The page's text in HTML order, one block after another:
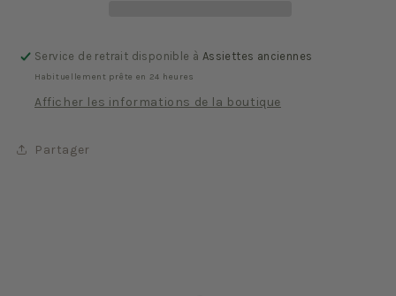
Service de retrait disponible à Assiettes anciennes
Habituellement prête en 24 heures
Afficher les informations de la boutique
Partager